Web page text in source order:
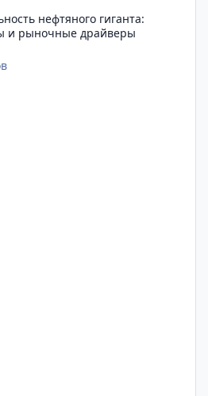
нефтяного гиганта:
и рыночные драйверы